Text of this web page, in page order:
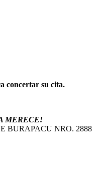
concertar su cita.
MERECE!
BURAPACU NRO. 2888